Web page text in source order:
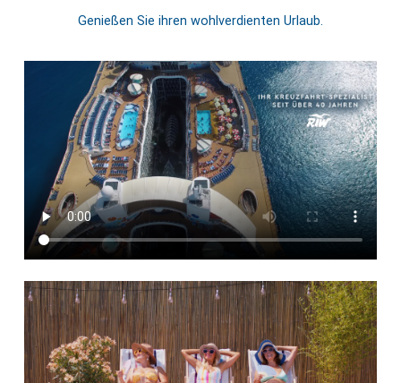
Genießen Sie ihren wohlverdienten Urlaub.